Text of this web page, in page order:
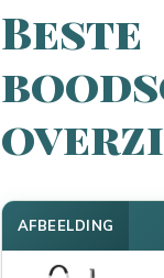
Beste
AFBEELDING